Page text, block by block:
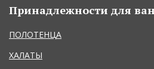
Принадлежности для
ПОЛОТЕНЦА
ХАЛАТЫ